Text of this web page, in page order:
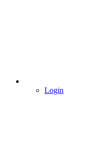
Login